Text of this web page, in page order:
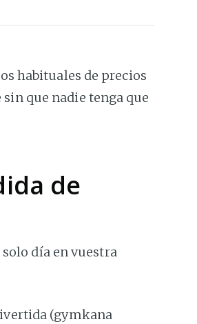
habituales de precios
que nadie tenga que
de
día en vuestra
(gymkana